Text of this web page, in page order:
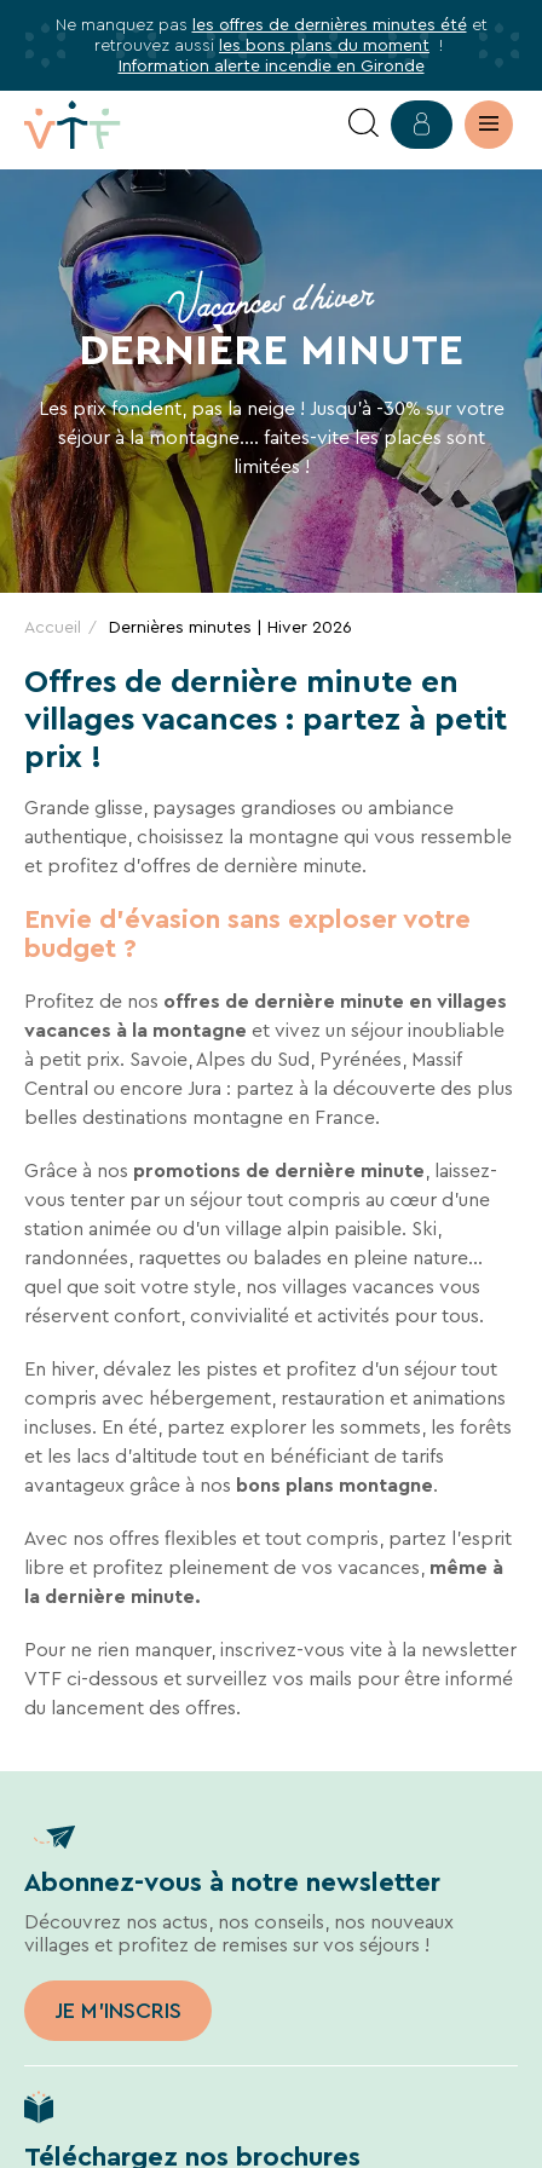
Ne manquez pas les offres de dernières minutes étéet
retrouvez aussiles bons plans du moment !
Information alerte incendie en Gironde
RECHERCHER
OFFRES
DERNIÈRE
MINUTE
HIVER
EN
VILLAGE
VACANCES
Vacances d'hiver
DERNIÈRE MINUTE
Les prix fondent, pas la neige ! Jusqu'à -30% sur votre
séjour à la montagne.... faites-vite les places sont
limitées !
Accueil Dernières minutes | Hiver 2026
Offres de dernière minute en
villages vacances : partez à petit
prix !
Grande glisse, paysages grandioses ou ambiance
authentique, choisissez la montagne qui vous ressemble
et profitez d’offres de dernière minute.
Envie d’évasion sans exploser votre
budget ?
Profitez de nos offres de dernière minute en villages
vacances à la montagne et vivez un séjour inoubliable
à petit prix. Savoie, Alpes du Sud, Pyrénées, Massif
Central ou encore Jura : partez à la découverte des plus
belles destinations montagne en France.
Grâce à nos promotions de dernière minute, laissez-
vous tenter par un séjour tout compris au cœur d’une
station animée ou d’un village alpin paisible. Ski,
randonnées, raquettes ou balades en pleine nature…
quel que soit votre style, nos villages vacances vous
réservent confort, convivialité et activités pour tous.
En hiver, dévalez les pistes et profitez d’un séjour tout
compris avec hébergement, restauration et animations
incluses. En été, partez explorer les sommets, les forêts
et les lacs d’altitude tout en bénéficiant de tarifs
avantageux grâce à nos bons plans montagne.
Avec nos offres flexibles et tout compris, partez l’esprit
libre et profitez pleinement de vos vacances, même à
la dernière minute.
Pour ne rien manquer, inscrivez-vous vite à la newsletter
VTF ci-dessous et surveillez vos mails pour être informé
du lancement des offres.
Abonnez-vous à notre newsletter
Découvrez nos actus, nos conseils, nos nouveaux
villages et profitez de remises sur vos séjours !
JE M'INSCRIS
Abonnez-
vous
notre
newsletter
Abonnez-
vous
pour
être
informé·e
de
tous
les
avantages
VTF,
des
offres
exclusives
et
des
bons
plans
pour
vos
vacances
!
Il
suffit
d’un
clic
Recevez
les
15
jours,
directement
dans
votre
mail,
toutes
les
nouveautés,
bons
promos,
idées
de
ou
conseils
pratiques
bien
vos
prochaines
vacances.
Votre
adresse
mail
Téléchargez nos brochures